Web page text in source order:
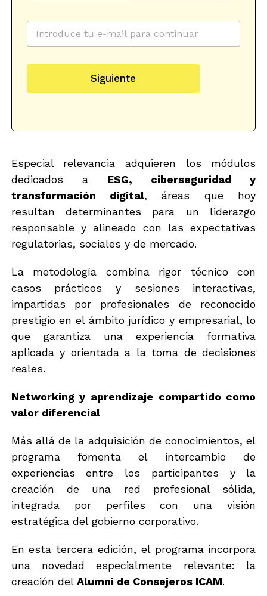
C
r
e
c
ó
n
i
c
o
*
Siguiente
Especial relevancia adquieren los módulos
dedicados a ESG, ciberseguridad y
transformación digital, áreas que hoy
resultan determinantes para un liderazgo
responsable y alineado con las expectativas
regulatorias, sociales y de mercado.
La metodología combina rigor técnico con
casos prácticos y sesiones interactivas,
impartidas por profesionales de reconocido
prestigio en el ámbito jurídico y empresarial, lo
que garantiza una experiencia formativa
aplicada y orientada a la toma de decisiones
reales.
Networking y aprendizaje compartido como
valor diferencial
Más allá de la adquisición de conocimientos, el
programa fomenta el intercambio de
experiencias entre los participantes y la
creación de una red profesional sólida,
integrada por perfiles con una visión
estratégica del gobierno corporativo.
En esta tercera edición, el programa incorpora
una novedad especialmente relevante: la
creación del Alumni de Consejeros ICAM.